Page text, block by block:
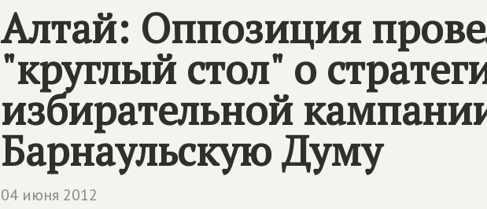
Алтай: Оппозиция
"круглый стол" о
избирательной
Барнаульскую Думу
04 июня 2012